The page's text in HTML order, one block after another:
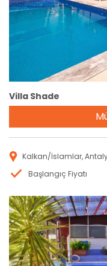
Villa Shade
Kalkan/İslamlar,
Başlangıç Fiyatı